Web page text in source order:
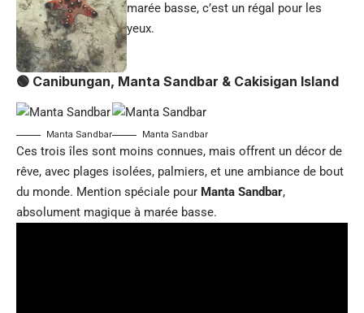
marée basse, c’est un régal pour les
yeux.
🟢 Canibungan, Manta Sandbar & Cakisigan Island
Manta Sandbar Manta Sandbar
Ces trois îles sont moins connues, mais offrent un décor de
rêve, avec plages isolées, palmiers, et une ambiance de bout
du monde. Mention spéciale pour Manta Sandbar,
absolument magique à marée basse.